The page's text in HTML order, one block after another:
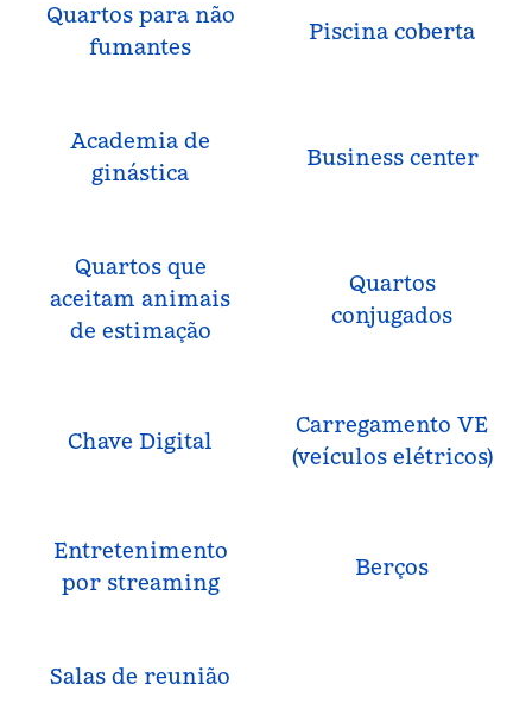
Quartos para não
fumantes
Piscina coberta
Academia de
ginástica
Business center
Quartos que
aceitam animais
de estimação
Quartos
conjugados
Chave Digital
Carregamento VE
(veículos elétricos)
Entretenimento
por streaming
Berços
Salas de reunião